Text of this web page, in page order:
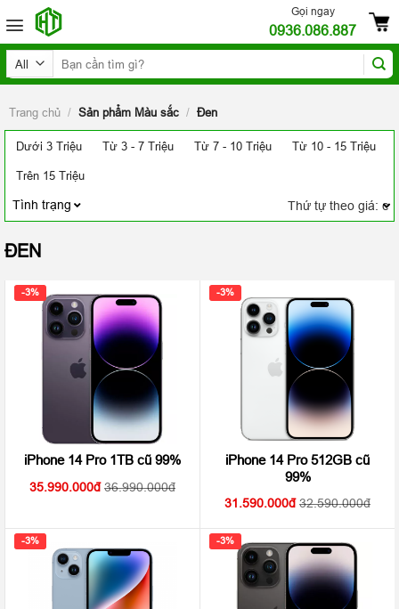
to
content
Gọi ngay
0936.086.887
Tìm
kiếm:
Trang chủ / Sản phẩm Màu sắc / Đen
Dưới 3 Triệu Từ 3 - 7 Triệu Từ 7 - 10 Triệu Từ 10 - 15 Triệu
Trên 15 Triệu
Tình trạng
ĐEN
-3%
iPhone 14 Pro 1TB cũ 99%
35.990.000 36.990.000
-3%
iPhone 14 Pro 512GB cũ
99%
31.590.000 32.590.000
-3% -3%